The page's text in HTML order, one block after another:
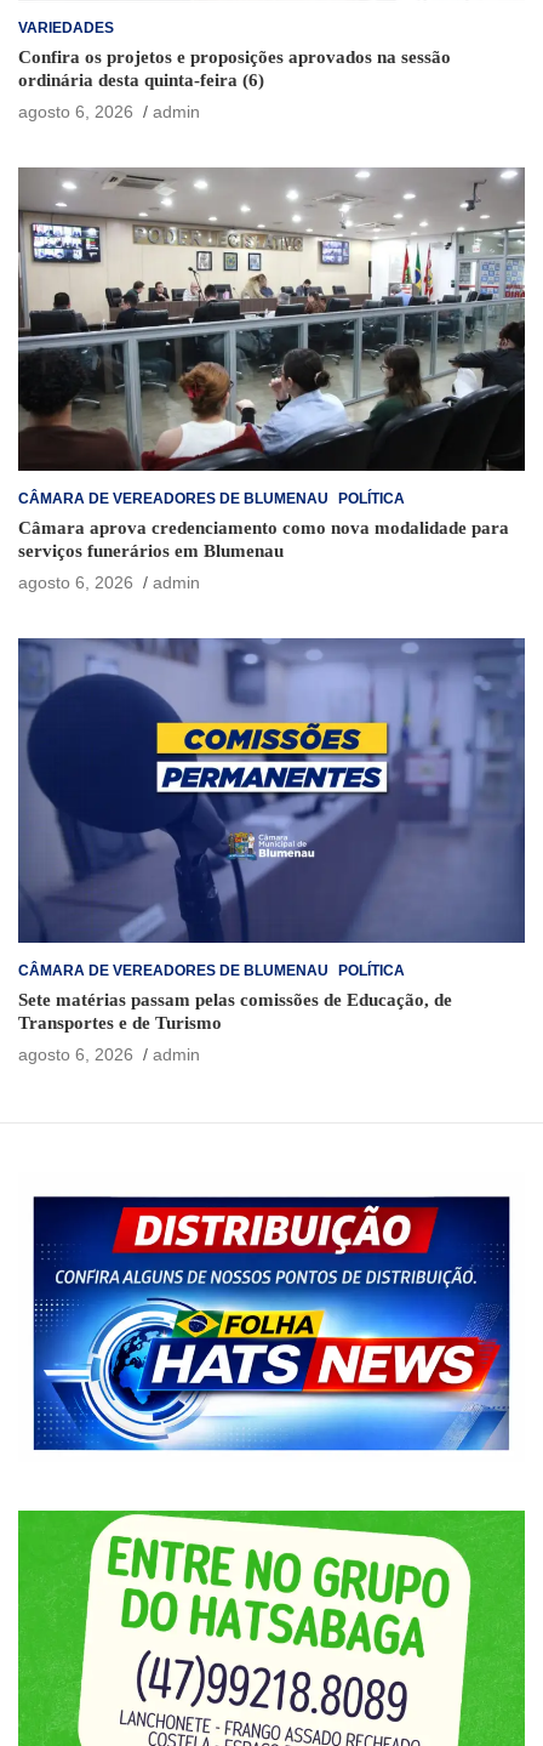
VARIEDADES
Confira os projetos e proposições aprovados na sessão
ordinária desta quinta-feira (6)
agosto 6, 2026
admin
CÂMARA DE VEREADORES DE BLUMENAU POLÍTICA
Câmara aprova credenciamento como nova modalidade para
serviços funerários em Blumenau
agosto 6, 2026
admin
CÂMARA DE VEREADORES DE BLUMENAU POLÍTICA
Sete matérias passam pelas comissões de Educação, de
Transportes e de Turismo
agosto 6, 2026
admin